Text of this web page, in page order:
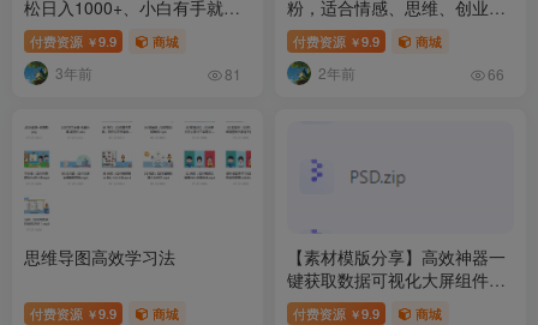
松日入1000+、小白有手就行
（附新引流方法，不违规）
付费资源 ￥9.9 商城
3年前 81
粉，适合情感、思维、创业教
育等赛道
付费资源 ￥9.9 商城
2年前 66
思维导图高效学习法
付费资源 ￥9.9 商城
【素材模版分享】高效神器一
键获取数据可视化大屏组件源
文件
付费资源 ￥9.9 商城